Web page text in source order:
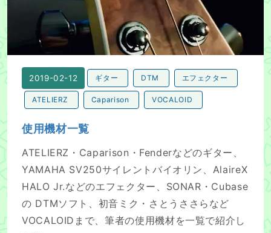
2019-02-12 ギター DTM エフェクター
ATELIERZ Caparison VOCALOID
使用機材一覧
ATELIERZ・Caparison・Fenderなどのギター、
YAMAHA SV250サイレントバイオリン、AlaireX
HALO Jr.などのエフェクター、SONAR・Cubase
の DTMソフト、初音ミク・さとうささらなど
VOCALOIDまで、筆者の使用機材を一覧で紹介し